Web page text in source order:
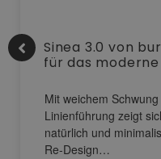
Sinea 3.0 von
für das moderne
Mit weichem
Linienführung zeigt
natürlich und
Re-Design…